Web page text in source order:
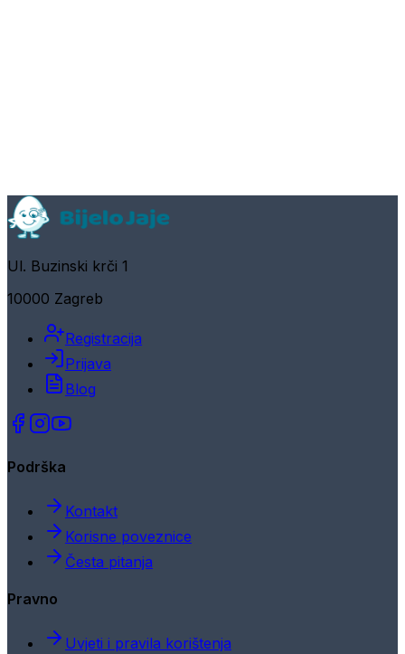
Ul. Buzinski krči 1
10000 Zagreb
Registracija
Prijava
Blog
Podrška
Kontakt
Korisne poveznice
Česta pitanja
Pravno
Uvjeti i pravila korištenja